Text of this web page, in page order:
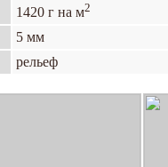
1420 г на м2
5 мм
рельеф